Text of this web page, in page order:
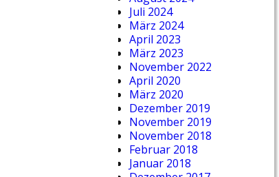
Juli 2024
März 2024
April 2023
März 2023
November 2022
April 2020
März 2020
Dezember 2019
November 2019
November 2018
Februar 2018
Januar 2018